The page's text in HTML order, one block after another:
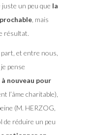
juste un peu que la
, mais
résultat.
et entre nous,
pense
nouveau pour
l’âme charitable),
(M. HERZOG,
de réduire un peu